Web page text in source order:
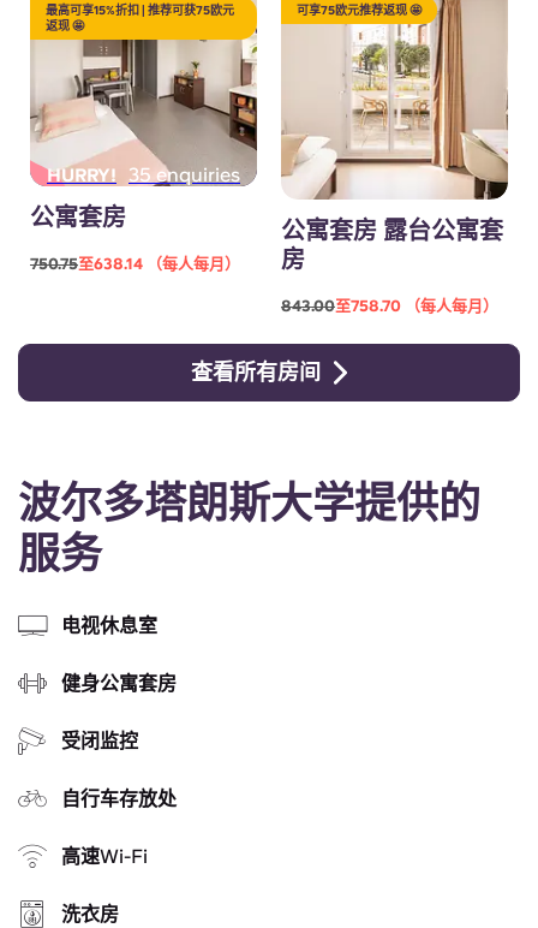
最高可享15%折扣 | 推荐可获75欧元
返现 🤩
HURRY! 35 enquiries
公寓套房
750.75至638.14 （每人每月）
可享75欧元推荐返现 🤩
公寓套房 露台公寓套
房
843.00至758.70 （每人每月）
查看所有房间
波尔多塔朗斯大学提供的
服务
电视休息室
健身公寓套房
受闭监控
自行车存放处
高速Wi-Fi
洗衣房